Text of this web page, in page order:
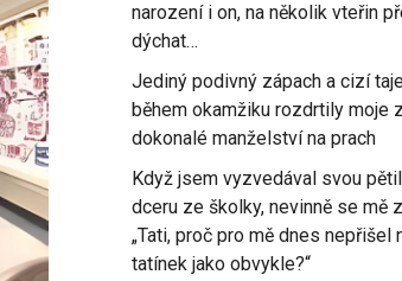
narození i on, na několik vteřin
dýchat…
Jediný podivný zápach a cizí
během okamžiku rozdrtily moje
dokonalé manželství na prach
Když jsem vyzvedával svou
dceru ze školky, nevinně se mě
„Tati, proč pro mě dnes nepřišel
tatínek jako obvykle?“